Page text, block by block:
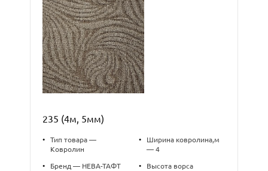
235 (4м, 5мм)
•
Тип товара —
Ковролин
• Бренд — НЕВА-ТАФТ
•
Ширина ковролина,м
— 4
•
Высота ворса